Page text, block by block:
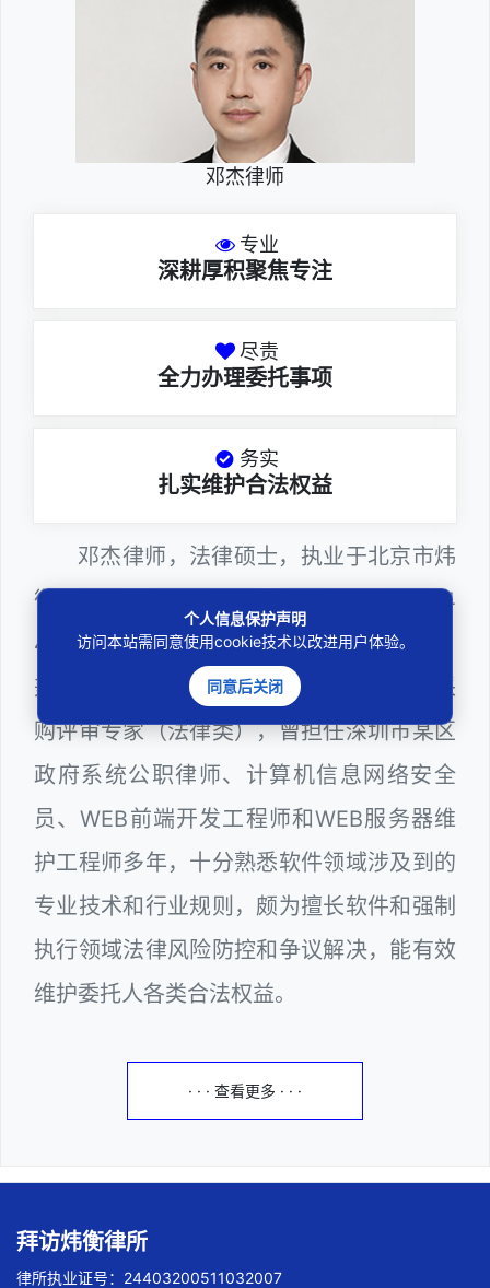
邓杰律师
专业
深耕厚积聚焦专注
尽责
全力办理委托事项
务实
扎实维护合法权益
邓杰律师，法律硕士，执业于北京市炜
衡（深圳）律师事务所，律师执业证号为14
403201810022100。邓杰律师现（或曾）
兼任深圳市人民政府听证员、深圳市政府采
购评审专家（法律类），曾担任深圳市某区
政府系统公职律师、计算机信息网络安全
员、WEB前端开发工程师和WEB服务器维
护工程师多年，十分熟悉软件领域涉及到的
专业技术和行业规则，颇为擅长软件和强制
执行领域法律风险防控和争议解决，能有效
维护委托人各类合法权益。
· · · 查看更多 · · ·
拜访炜衡律所
律所执业证号：24403200511032007
个人信息保护声明
访问本站需同意使用cookie技术以改进用户体验。
同意后关闭